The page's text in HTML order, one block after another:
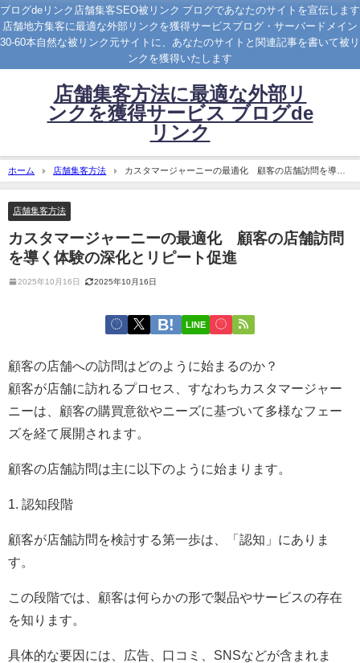
ブログdeリンク店舗集客SEO被リンク ブログであなたのサイトを宣伝します
店舗地方集客に最適な外部リンクを獲得サービスブログ・サーバードメイン
30-60本自然な被リンク元サイトに、あなたのサイトと関連記事を書いて被リ
ンクを獲得いたします
店舗集客方法に最適な外部リ
ンクを獲得サービス ブログde
リンク
ホーム 店舗集客方法
カスタマージャーニーの最適化 顧客の店舗訪問を導く
体験の深化とリピート促進
店舗集客方法
カスタマージャーニーの最適化 顧客の店舗訪問
を導く体験の深化とリピート促進
2025年10月16日 2025年10月16日
LINE
顧客の店舗への訪問はどのように始まるのか？
顧客が店舗に訪れるプロセス、すなわちカスタマージャー
ニーは、顧客の購買意欲やニーズに基づいて多様なフェー
ズを経て展開されます。
顧客の店舗訪問は主に以下のように始まります。
1. 認知段階
顧客が店舗訪問を検討する第一歩は、「認知」にありま
す。
この段階では、顧客は何らかの形で製品やサービスの存在
を知ります。
具体的な要因には、広告、口コミ、SNSなどが含まれま